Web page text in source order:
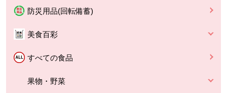
防災用品(回転備蓄)
美食百彩
すべての食品
果物・野菜